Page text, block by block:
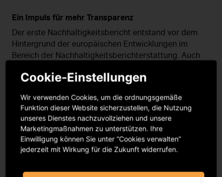
Ein Impuls für mehr Transparenz
Der erste Nachhaltigkeitsbericht entstand vor dem
Hintergrund der europäischen Entwicklungen im
Bereich der Nachhaltigkeitsberichterstattung. Auch
genutzt, Nachhaltigkeit systematisch zu betrachten
Der Bericht macht sichtbar, wie die GVL
Verantwortung wahrnimmt und welchen Beitrag sie
für eine nachhaltige Entwicklung von Kultur,
Gesellschaft und Organisation leistet.
Cookie-Einstellungen
Wir verwenden Cookies, um die ordnungsgemäße
Funktion dieser Website sicherzustellen, die Nutzung
unseres Dienstes nachzuvollziehen und unsere
Marketingmaßnahmen zu unterstützen. Ihre
Einwilligung können Sie unter “Cookies verwalten”
jederzeit mit Wirkung für die Zukunft widerrufen.